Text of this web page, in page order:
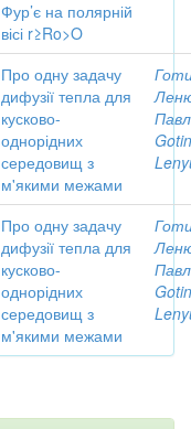
Фур’є на полярній
вісі r≥Ro>O
Про одну задачу
дифузії тепла для
кусково-
однорідних
середовищ з
м'якими межами
Про одну задачу
дифузії тепла для
кусково-
однорідних
середовищ з
м'якими межами